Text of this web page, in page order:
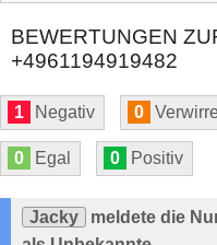
BEWERTUNGEN
+4961194919482
1 Negativ 0
0 Egal 0 Positiv
Jacky
meldete die